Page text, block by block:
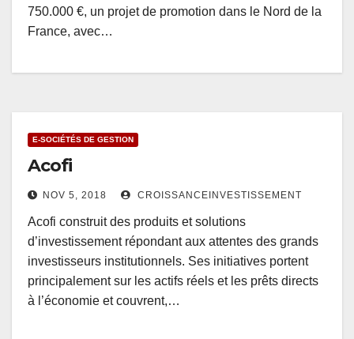
750.000 €, un projet de promotion dans le Nord de la
France, avec…
E-SOCIÉTÉS DE GESTION
Acofi
NOV 5, 2018 CROISSANCEINVESTISSEMENT
Acofi construit des produits et solutions
d’investissement répondant aux attentes des grands
investisseurs institutionnels. Ses initiatives portent
principalement sur les actifs réels et les prêts directs
à l’économie et couvrent,…